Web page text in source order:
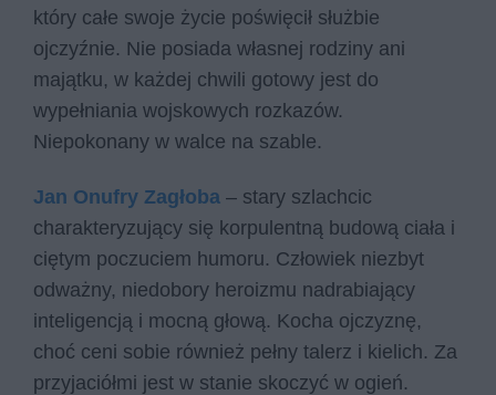
który całe swoje życie poświęcił służbie
ojczyźnie. Nie posiada własnej rodziny ani
majątku, w każdej chwili gotowy jest do
wypełniania wojskowych rozkazów.
Niepokonany w walce na szable.
Jan Onufry Zagłoba – stary szlachcic
charakteryzujący się korpulentną budową ciała i
ciętym poczuciem humoru. Człowiek niezbyt
odważny, niedobory heroizmu nadrabiający
inteligencją i mocną głową. Kocha ojczyznę,
choć ceni sobie również pełny talerz i kielich. Za
przyjaciółmi jest w stanie skoczyć w ogień.